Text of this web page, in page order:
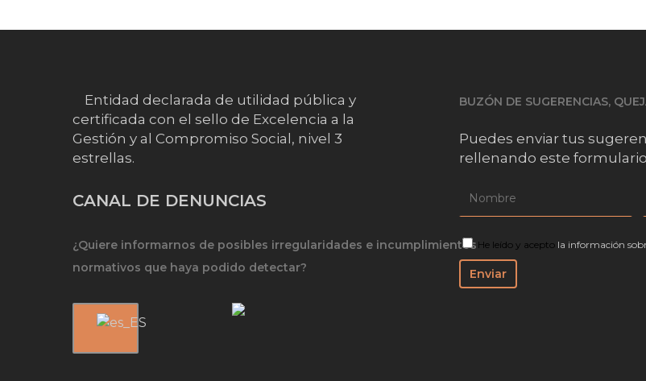
Entidad declarada de utilidad pública y
certificada con el sello de Excelencia a la
Gestión y al Compromiso Social, nivel 3
estrellas.
CANAL DE DENUNCIAS
¿Quiere informarnos de posibles irregularidades e incumplimientos
normativos que haya podido detectar?
BUZÓN DE SUGERENCIAS,
Puedes enviar tus
rellenando este
He leído y acepto la información